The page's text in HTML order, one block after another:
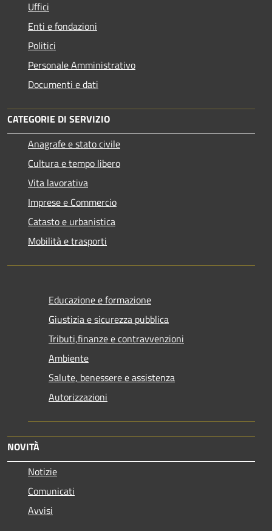
Uffici
Enti e fondazioni
Politici
Personale Amministrativo
Documenti e dati
CATEGORIE DI SERVIZIO
Anagrafe e stato civile
Cultura e tempo libero
Vita lavorativa
Imprese e Commercio
Catasto e urbanistica
Mobilità e trasporti
Educazione e formazione
Giustizia e sicurezza pubblica
Tributi,finanze e contravvenzioni
Ambiente
Salute, benessere e assistenza
Autorizzazioni
NOVITÀ
Notizie
Comunicati
Avvisi